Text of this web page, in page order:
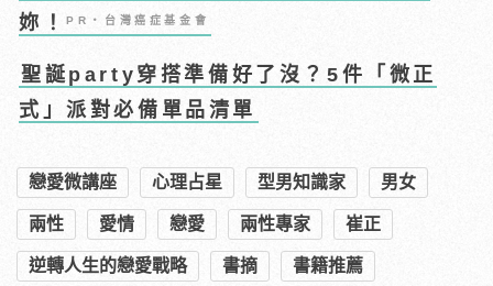
妳！PR・台灣癌症基金會
聖誕party穿搭準備好了沒？5件「微正
式」派對必備單品清單
戀愛微講座 心理占星 型男知識家 男女
兩性 愛情 戀愛 兩性專家 崔正
逆轉人生的戀愛戰略 書摘 書籍推薦